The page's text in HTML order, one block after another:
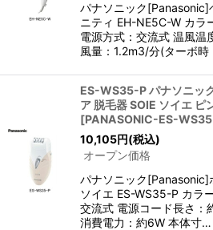
パナソニック[Panasonic]
ニティ EH-NE5C-W カラ
電源方式：交流式 温風
風量：1.2m3/分(ターボ
ES-WS35-P パナソニッ
ア 脱毛器 SOIE ソイエ ピ
[PANASONIC-ES-
10,105円(税込)
オープン価格
パナソニック[Panasonic]
ソイエ ES-WS35-P カラ
交流式 電源コード長さ：
消費電力：約6W 本体寸…